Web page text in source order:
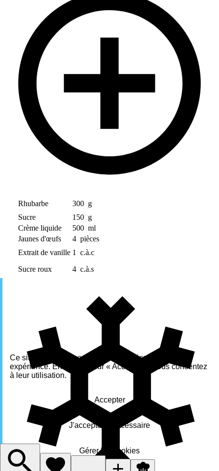
Rhubarbe 300 g
Sucre
150 g
Crème liquide
500 ml
Jaunes d'œufs
4 pièces
Extrait de vanille 1
c.à.c
Sucre roux
4 c.à.s
Ce site utilise des cookies pour améliorer votre
expérience. En cliquant sur « Accepter », vous consentez
à leur utilisation.
Accepter
J'accepte le nécessaire
Gérer les cookies